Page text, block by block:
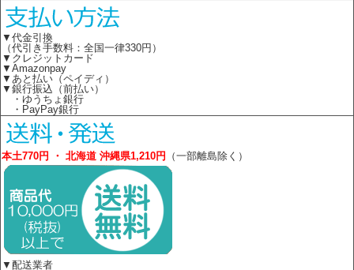
▼代金引換
（代引き手数料：全国一律330円）
▼クレジットカード
▼Amazonpay
▼あと払い（ペイディ）
▼銀行振込（前払い）
・ゆうちょ銀行
・PayPay銀行
本土770円 ・ 北海道 沖縄県1,210円 （一部離島除く）
▼配送業者